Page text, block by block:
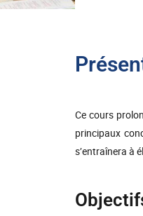
Ce cours
principaux
s’entraînera à